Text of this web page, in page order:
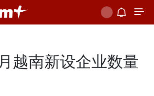
越南新设企业数量